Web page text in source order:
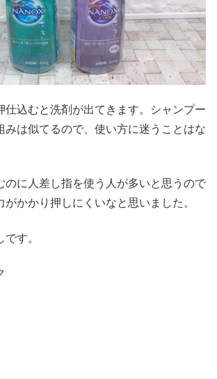
仕込むと洗剤が出てきます。シャンプー
みは似てるので、使い方に迷うことはな
のに人差し指を使う人が多いと思うので
かかり押しにくいなと思いました。
す。